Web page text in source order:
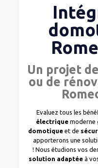
Un projet
ou de
Evaluez tous les
électrique moderne
domotique et de
apporterons une
! Nous étudions vos
solution adaptéeà